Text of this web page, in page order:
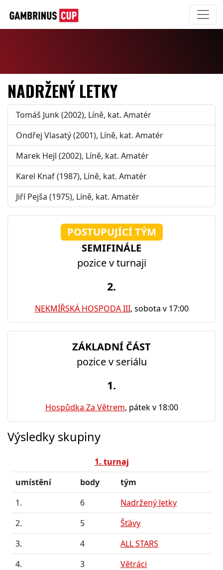
NADRŽENÝ LETKY
Tomáš Junk (2002), Líně, kat. Amatér
Ondřej Vlasatý (2001), Líně, kat. Amatér
Marek Hejl (2002), Líně, kat. Amatér
Karel Knaf (1987), Líně, kat. Amatér
Jiří Pejša (1975), Líně, kat. Amatér
POSTUPUJÍCÍ TÝM
SEMIFINÁLE
pozice v turnaji
2.
NEKMÍŘSKÁ HOSPODA III, sobota v 17:00
ZÁKLADNÍ ČÁST
pozice v seriálu
1.
Hospůdka Za Větrem, pátek v 18:00
Výsledky skupiny
1. turnaj
umístění
body
tým
1.
6
Nadržený letky
2.
5
Šťávy
3.
4
ALL STARS
4.
3 Větráci